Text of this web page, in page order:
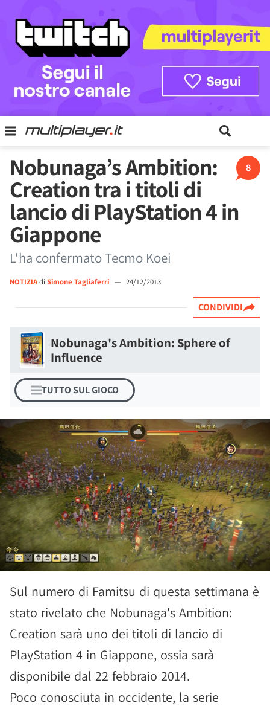
8
Nobunaga’s Ambition:
Creation tra i titoli di
lancio di PlayStation 4 in
Giappone
L'ha confermato Tecmo Koei
NOTIZIAdi Simone Tagliaferri — 24/12/2013
CONDIVIDI
Nobunaga's Ambition: Sphere of
Influence
TUTTO SUL GIOCO
Sul numero di Famitsu di questa settimana è
stato rivelato che Nobunaga's Ambition:
Creation sarà uno dei titoli di lancio di
PlayStation 4 in Giappone, ossia sarà
disponibile dal 22 febbraio 2014.
Poco conosciuta in occidente, la serie